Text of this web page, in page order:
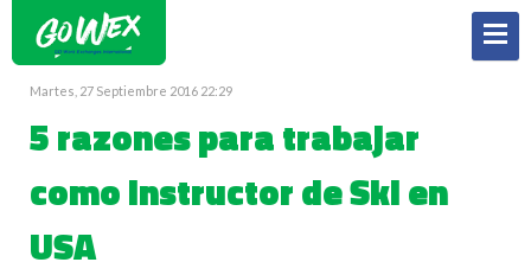
Martes, 27 Septiembre 2016 22:29
5 razones para trabajar
como Instructor de Ski en
USA